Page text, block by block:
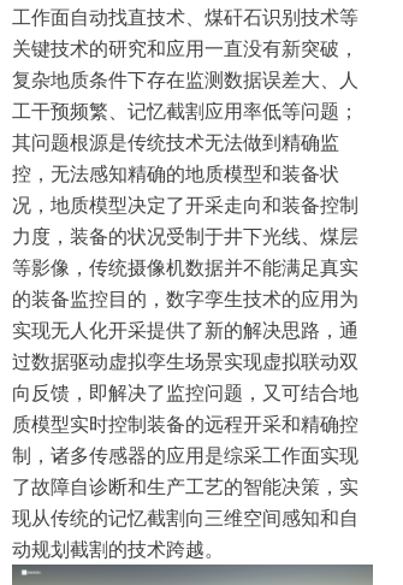
工作面自动找直技术、煤矸石识别技术等
关键技术的研究和应用一直没有新突破，
复杂地质条件下存在监测数据误差大、人
工干预频繁、记忆截割应用率低等问题；
其问题根源是传统技术无法做到精确监
控，无法感知精确的地质模型和装备状
况，地质模型决定了开采走向和装备控制
力度，装备的状况受制于井下光线、煤层
等影像，传统摄像机数据并不能满足真实
的装备监控目的，数字孪生技术的应用为
实现无人化开采提供了新的解决思路，通
过数据驱动虚拟孪生场景实现虚拟联动双
向反馈，即解决了监控问题，又可结合地
质模型实时控制装备的远程开采和精确控
制，诸多传感器的应用是综采工作面实现
了故障自诊断和生产工艺的智能决策，实
现从传统的记忆截割向三维空间感知和自
动规划截割的技术跨越。